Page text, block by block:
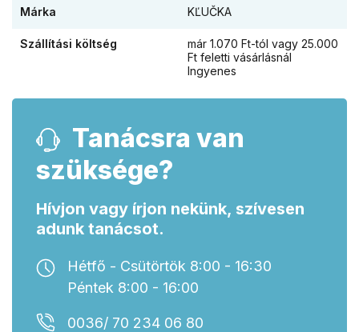
Márka KĽUČKA
Szállítási költség
már 1.070 Ft-tól vagy 25.000
Ft feletti vásárlásnál
Ingyenes
Tanácsra van
szüksége?
Hívjon vagy írjon nekünk, szívesen
adunk tanácsot.
Hétfő - Csütörtök 8:00 - 16:30
Péntek 8:00 - 16:00
0036/ 70 234 06 80